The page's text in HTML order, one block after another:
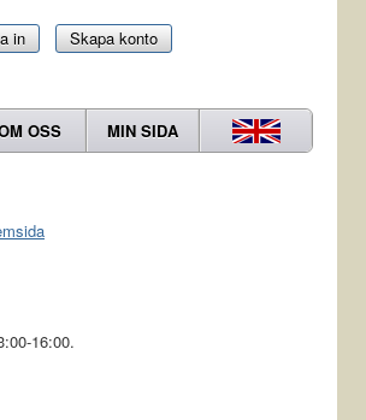
in Skapa konto
OSS MIN SIDA
16:00.